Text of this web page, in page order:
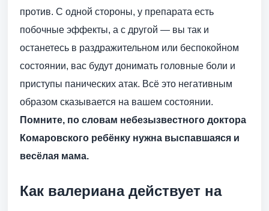
против. С одной стороны, у препарата есть
побочные эффекты, а с другой — вы так и
останетесь в раздражительном или беспокойном
состоянии, вас будут донимать головные боли и
приступы панических атак. Всё это негативным
образом сказывается на вашем состоянии.
Помните, по словам небезызвестного доктора
Комаровского ребёнку нужна выспавшаяся и
весёлая мама.
Как валериана действует на